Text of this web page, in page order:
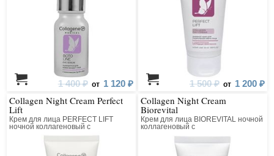
1 400 ₽ от 1 120 ₽ 1 500 ₽ от 1 200 ₽
Collagen Night Cream Perfect
Lift
Крем для лица PERFECT LIFT
ночной коллагеновый с
матриксилом
Collagen Night Cream
Biorevital
Крем для лица BIOREVITAL ночной
коллагеновый с